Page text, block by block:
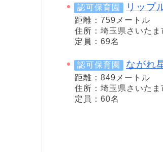
認可保育園 リップ
距離：759メートル
住所：埼玉県さいた
定員：69名
認可保育園 ながれ
距離：849メートル
住所：埼玉県さいた
定員：60名